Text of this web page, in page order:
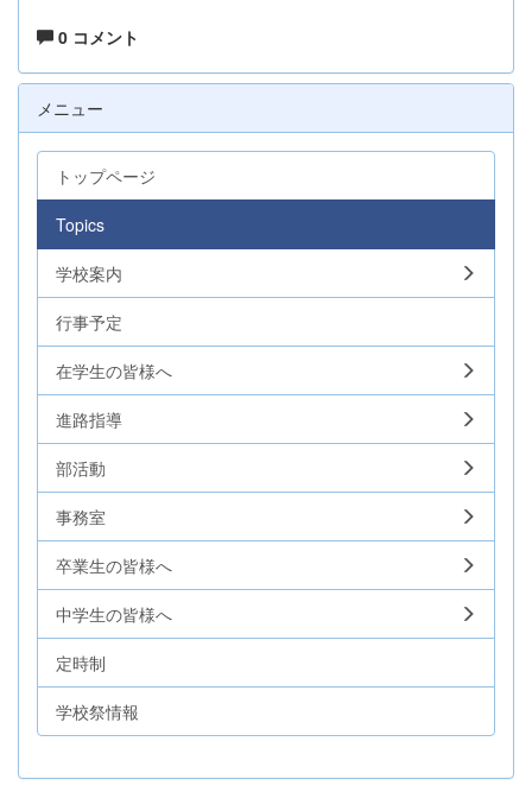
0 コメント
メニュー
トップページ
Topics
学校案内
行事予定
在学生の皆様へ
進路指導
部活動
事務室
卒業生の皆様へ
中学生の皆様へ
定時制
学校祭情報